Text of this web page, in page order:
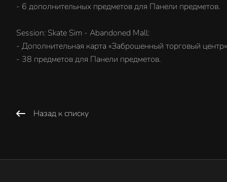
- 6 дополнительных предметов для Панели предметов.
Session: Skate Sim - Abandoned Mall:
- Дополнительная карта «Заброшенный торговый
- 38 предметов для Панели предметов.
Назад к списку